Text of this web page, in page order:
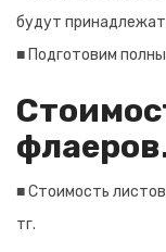
будут
■ Подготовим
■ Стоимость
тг.